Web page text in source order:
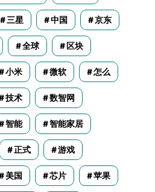
三星 中国 京东
全球 区块
小米 微软 怎么
技术 数智网
智能 智能家居
正式 游戏
美国 芯片 苹果